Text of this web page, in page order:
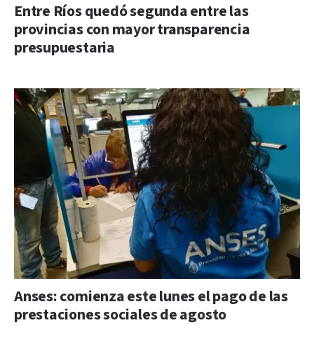
Entre Ríos quedó segunda entre las
provincias con mayor transparencia
presupuestaria
Anses: comienza este lunes el pago de las
prestaciones sociales de agosto